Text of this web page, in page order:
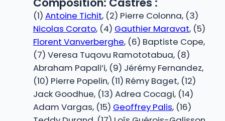
(1) Antoine Tichit, (2) Pierre Colonna, (3)
Nicolas Corato, (4) Gauthier Maravat, (5)
Florent Vanverberghe, (6) Baptiste Cope,
(7) Veresa Tuqovu Ramototabua, (8)
Abraham Papali’i, (9) Jérémy Fernandez,
(10) Pierre Popelin, (11) Rémy Baget, (12)
Jack Goodhue, (13) Adrea Cocagi, (14)
Adam Vargas, (15) Geoffrey Palis, (16)